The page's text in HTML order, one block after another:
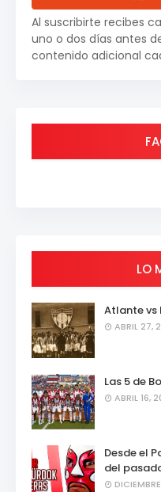
Al suscribirte recibes
uno o dos días antes
contenido adicional
LO
Atlante vs
ABRIL 27,
Las 5 de
ABRIL 16,
Desde el
del